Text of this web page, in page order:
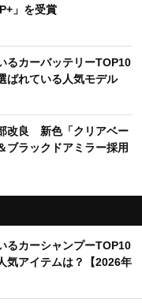
」を受賞
るカーバッテリーTOP10
ばれている人気モデル
改良 新色「クリアベー
ブラックドアミラー採用
るカーシャンプーTOP10
気アイテムは？【2026年